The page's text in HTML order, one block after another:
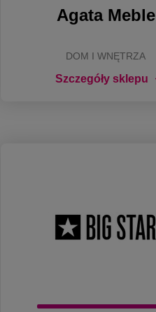
Agata Meble
DOM I WNĘTRZA
Szczegóły sklepu